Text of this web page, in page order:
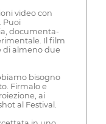
video con
Puoi
documenta-
Il film
di almeno due
bisogno
Firmalo e
ai
al Festival.